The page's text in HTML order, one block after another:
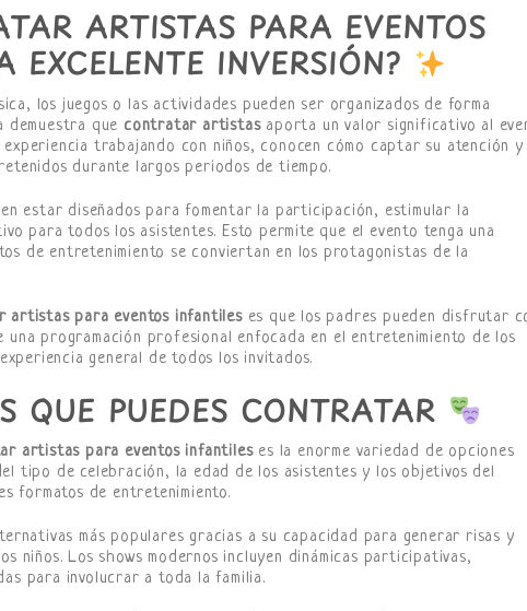
ARTISTAS PARA EVENTOS
EXCELENTE INVERSIÓN?
los juegos o las actividades pueden ser organizados de forma
demuestra que contratar artistasaporta un valor significativo al
trabajando con niños, conocen cómo captar su atención y
durante largos periodos de tiempo.
estar diseñados para fomentar la participación, estimular la
para todos los asistentes. Esto permite que el evento tenga una
de entretenimiento se conviertan en los protagonistas de la
artistas para eventos infantileses que los padres pueden disfrutar
programación profesional enfocada en el entretenimiento de los
general de todos los invitados.
QUE PUEDES CONTRATAR
artistas para eventos infantileses la enorme variedad de opciones
tipo de celebración, la edad de los asistentes y los objetivos del
formatos de entretenimiento.
más populares gracias a su capacidad para generar risas y
niños. Los shows modernos incluyen dinámicas participativas,
para involucrar a toda la familia.